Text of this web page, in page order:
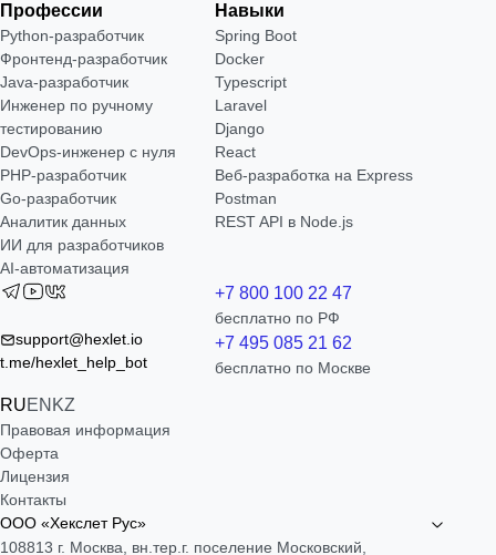
Профессии
Python-разработчик
Фронтенд-разработчик
Java-разработчик
Инженер по ручному
тестированию
DevOps-инженер с нуля
РНР-разработчик
Go-разработчик
Аналитик данных
ИИ для разработчиков
AI-автоматизация
Навыки
Spring Boot
Docker
Typescript
Laravel
Django
React
Веб-разработка на Express
Postman
REST API в Node.js
support@hexlet.io
t.me/hexlet_help_bot
RUEN KZ
+7 800 100 22 47
бесплатно по РФ
+7 495 085 21 62
бесплатно по Москве
Правовая информация
Оферта
Лицензия
Контакты
ООО «Хекслет Рус»
108813 г. Москва, вн.тер.г. поселение Московский,